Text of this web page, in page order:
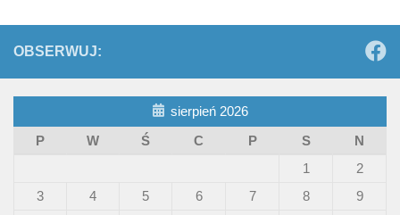
OBSERWUJ:
sierpień 2026
P
W Ś C P S
N
1
2
3
4 5 6 7 8
9